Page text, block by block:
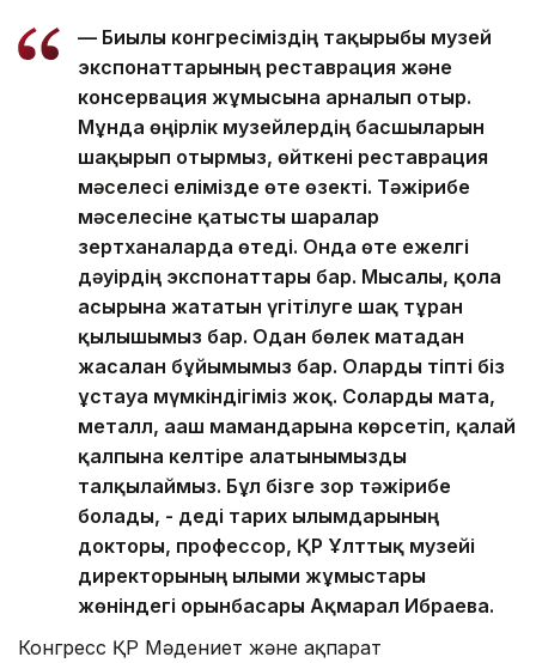
— Биылғы конгресіміздің тақырыбы музей
экспонаттарының реставрация және
консервация жұмысына арналып отыр.
Мұнда өңірлік музейлердің басшыларын
шақырып отырмыз, өйткені реставрация
мәселесі елімізде өте өзекті. Тәжірибе
мәселесіне қатысты шаралар
зертханаларда өтеді. Онда өте ежелгі
дәуірдің экспонаттары бар. Мысалы, қола
ғасырына жататын үгітілуге шақ тұрған
қылышымыз бар. Одан бөлек матадан
жасалған бұйымымыз бар. Оларды тіпті біз
ұстауға мүмкіндігіміз жоқ. Соларды мата,
металл, ағаш мамандарына көрсетіп, қалай
қалпына келтіре алатынымызды
талқылаймыз. Бұл бізге зор тәжірибе
болады, - деді тарих ғылымдарының
докторы, профессор, ҚР Ұлттық музейі
директорының ғылыми жұмыстары
жөніндегі орынбасары Ақмарал Ибраева.
Конгресс ҚР Мәдениет және ақпарат